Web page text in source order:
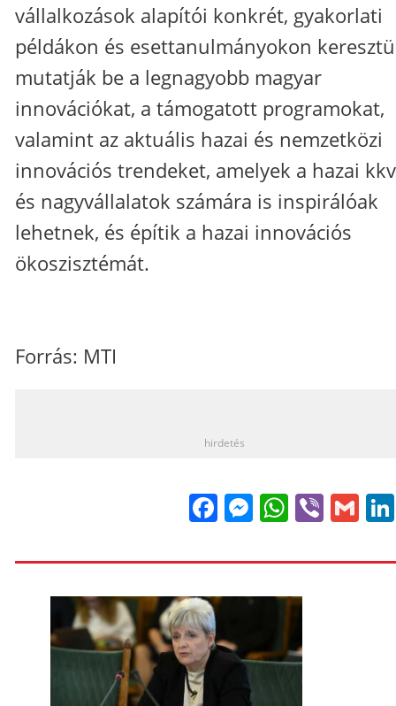
vállalkozások alapítói konkrét, gyakorlati
példákon és esettanulmányokon
mutatják be a legnagyobb magyar
innovációkat, a támogatott programokat,
valamint az aktuális hazai és nemzetközi
innovációs trendeket, amelyek a hazai
és nagyvállalatok számára is inspirálóak
lehetnek, és építik a hazai innovációs
ökoszisztémát.
Forrás: MTI
hirdetés
FacebookViber